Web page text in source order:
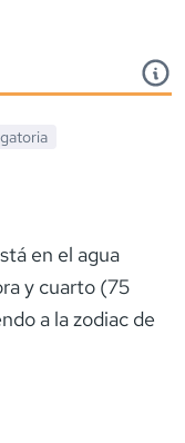
en el agua
y cuarto (75
a la zodiac de